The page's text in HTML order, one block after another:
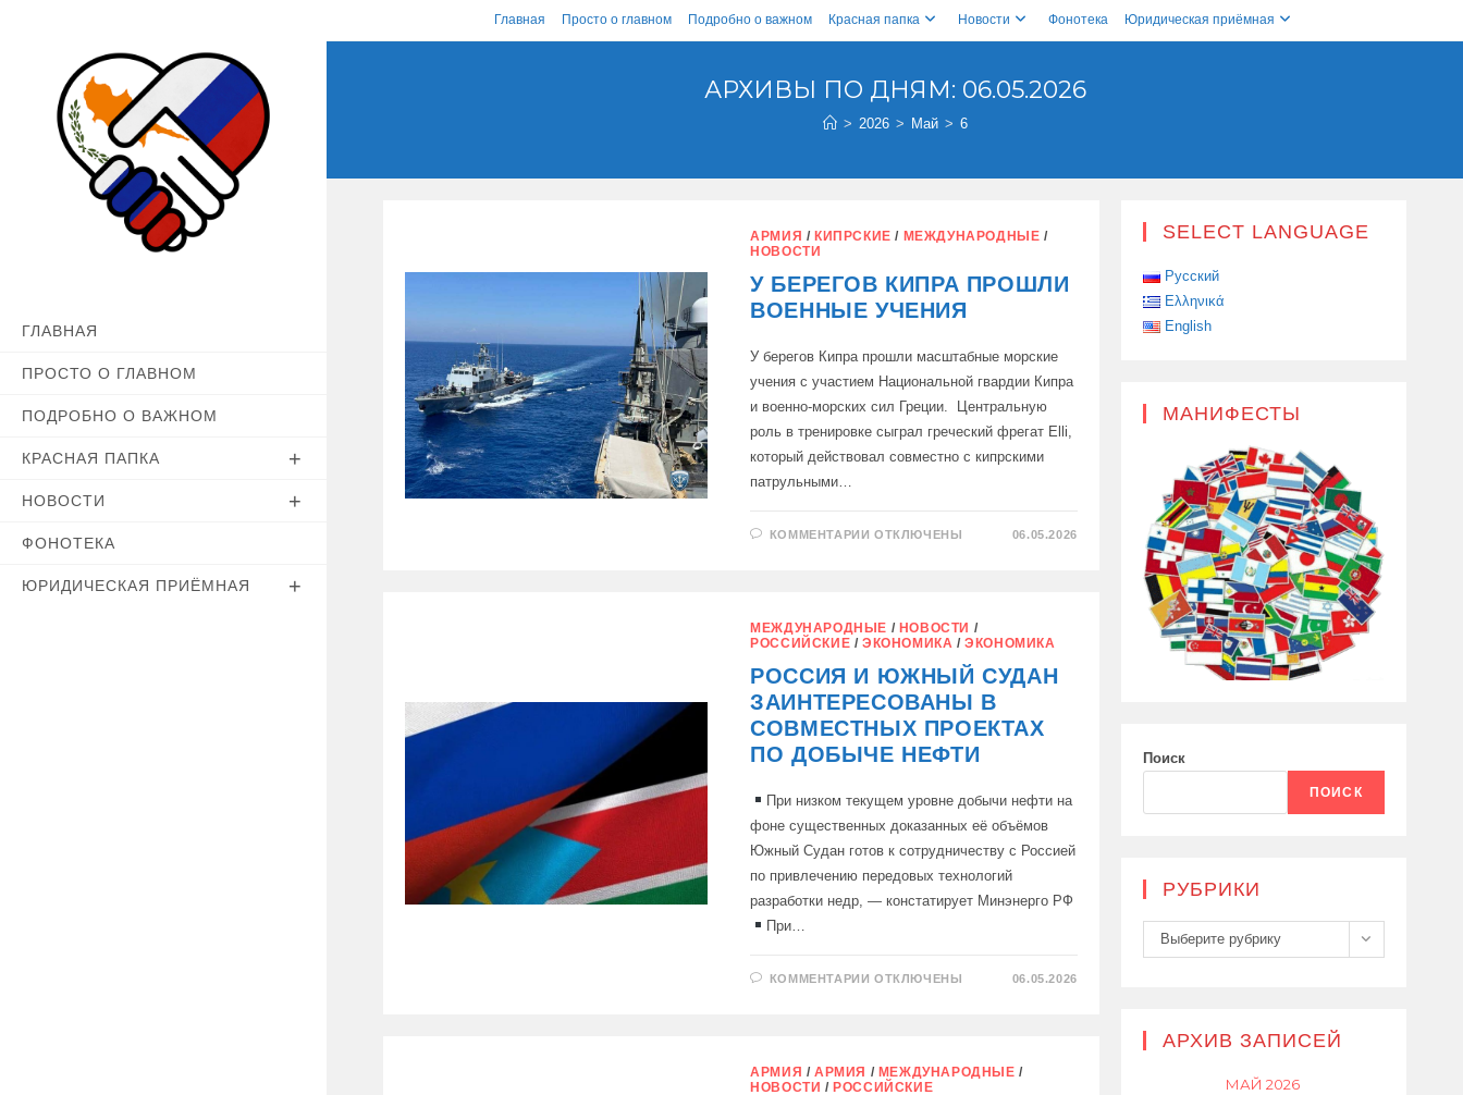
к
Главная Просто о главном Подробно о важном Красная папка Новости Фонотека Юридическая приёмная
ГЛАВНАЯ
ПРОСТО О ГЛАВНОМ
ПОДРОБНО О ВАЖНОМ
КРАСНАЯ ПАПКА
НОВОСТИ
ФОНОТЕКА
ЮРИДИЧЕСКАЯ ПРИЁМНАЯ
АРХИВЫ ПО ДНЯМ: 06.05.2026
> 2026 > Май > 6
АРМИЯ / КИПРСКИЕ / МЕЖДУНАРОДНЫЕ /
НОВОСТИ
У БЕРЕГОВ КИПРА ПРОШЛИ
ВОЕННЫЕ УЧЕНИЯ
У берегов Кипра прошли масштабные морские
учения с участием Национальной гвардии Кипра
и военно-морских сил Греции. Центральную
роль в тренировке сыграл греческий фрегат Elli,
который действовал совместно с кипрскими
патрульными…
КОММЕНТАРИИ К
УЧЕНИЯ
ОТКЛЮЧЕНЫ 06.05.2026
МЕЖДУНАРОДНЫЕ / НОВОСТИ /
РОССИЙСКИЕ / ЭКОНОМИКА /ЭКОНОМИКА
РОССИЯ И ЮЖНЫЙ СУДАН
ЗАИНТЕРЕСОВАНЫ В
СОВМЕСТНЫХ ПРОЕКТАХ
ПО ДОБЫЧЕ НЕФТИ
При низком текущем уровне добычи нефти на
фоне существенных доказанных её объёмов
Южный Судан готов к сотрудничеству с Россией
по привлечению передовых технологий
разработки недр, — констатирует Минэнерго РФ
При…
КОММЕНТАРИИ К
В
СОВМЕСТНЫХ
ОТКЛЮЧЕНЫ 06.05.2026
АРМИЯ / АРМИЯ / МЕЖДУНАРОДНЫЕ /
НОВОСТИ / РОССИЙСКИЕ
SELECT LANGUAGE
Русский
Ελληνικά
English
МАНИФЕСТЫ
Поиск
ПОИСК
РУБРИКИ
Рубрики
Выберите рубрику
АРХИВ ЗАПИСЕЙ
МАЙ 2026